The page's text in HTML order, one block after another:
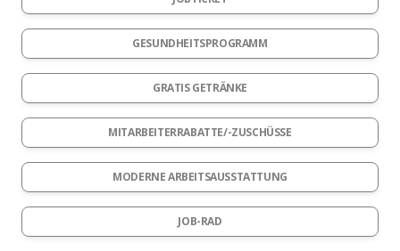
GESUNDHEITSPROGRAMM
GRATIS GETRÄNKE
MITARBEITERRABATTE/-ZUSCHÜSSE
MODERNE ARBEITSAUSSTATTUNG
JOB-RAD